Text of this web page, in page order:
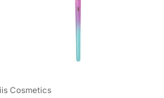
Cosmetics